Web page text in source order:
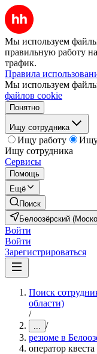
Мы используем
правильную работу
трафик.
Правила
Мы используем
файлов cookie
Понятно
Ищу сотрудника
Ищу работу
Ищу
Ищу сотрудника
Сервисы
Помощь
Ещё
Поиск
Белоозёрский
Войти
Войти
Зарегистрироваться
Поиск
области)
/
... /
резюме в
оператор квеста